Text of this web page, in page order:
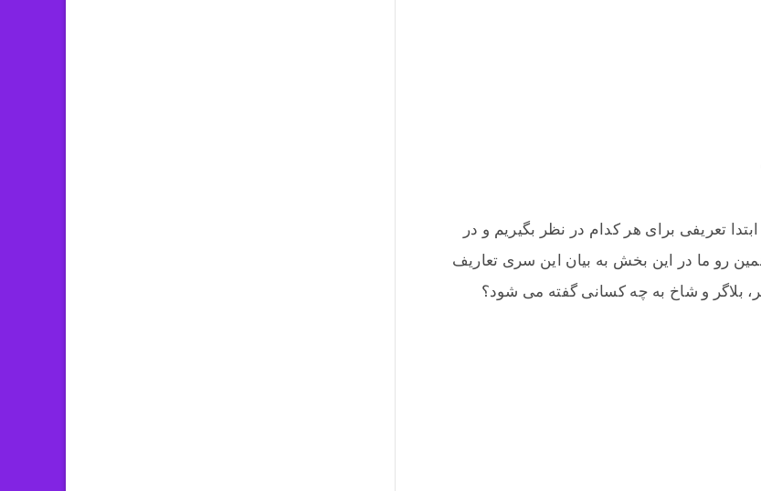
تعریفی برای هر کدام در نظر بگیریم و در
رو ما در این بخش به بیان این سری تعاریف
بلاگر و شاخ به چه کسانی گفته می شود؟